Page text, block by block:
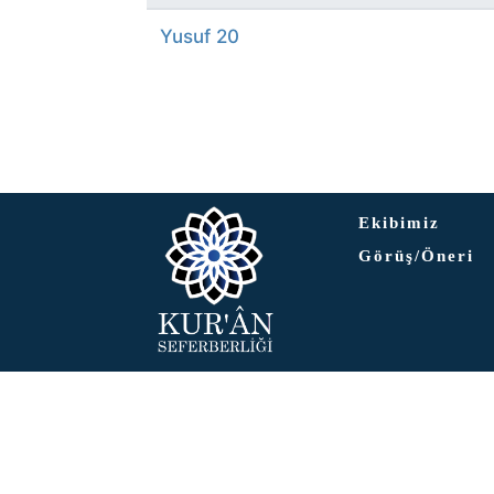
Yusuf 20
Ekibimiz
Görüş/Öneri